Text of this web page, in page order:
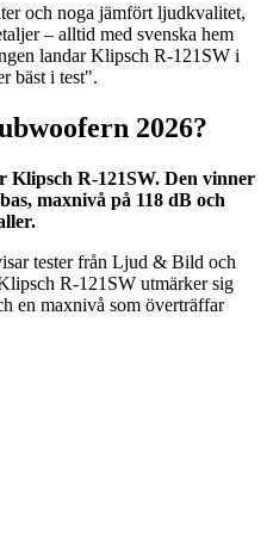
och noga jämfört ljudkvalitet,
– alltid med svenska hem
landar Klipsch R-121SW i
bäst i test".
2026?
Klipsch R-121SW. Den vinner
maxnivå på 118 dB och
tester från Ljud & Bild och
R-121SW utmärker sig
en maxnivå som överträffar